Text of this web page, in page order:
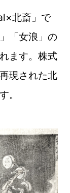
北斎」で
「女浪」の
ます。株式
現された北
。